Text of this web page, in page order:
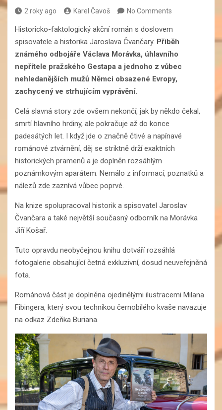
2 roky ago Karel Čavoš No Comments
Historicko-faktologický akční román s doslovem
spisovatele a historika Jaroslava Čvančary. Příběh
známého odbojáře Václava Morávka, úhlavního
nepřítele pražského Gestapa a jednoho z vůbec
nehledanějších mužů Němci obsazené Evropy,
zachycený ve strhujícím vyprávění.
Celá slavná story zde ovšem nekončí, jak by někdo čekal,
smrtí hlavního hrdiny, ale pokračuje až do konce
padesátých let. I když jde o značně čtivé a napínavé
románové ztvárnění, děj se striktně drží exaktních
historických pramenů a je doplněn rozsáhlým
poznámkovým aparátem. Nemálo z informací, poznatků a
nálezů zde zaznívá vůbec poprvé.
Na knize spolupracoval historik a spisovatel Jaroslav
Čvančara a také největší současný odborník na Morávka
Jiří Košař.
Tuto opravdu neobyčejnou knihu dotváří rozsáhlá
fotogalerie obsahující četná exkluzivní, dosud neuveřejněná
fota.
Románová část je doplněna ojedinělými ilustracemi Milana
Fibingera, který svou technikou černobílého kvaše navazuje
na odkaz Zdeňka Buriana.